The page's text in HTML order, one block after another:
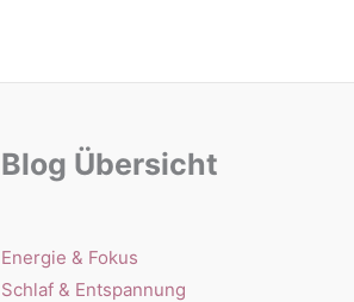
Blog Übersicht
Energie & Fokus
Schlaf & Entspannung